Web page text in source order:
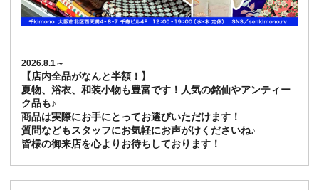
2026.8.1～
【店内全品がなんと半額！】
夏物、浴衣、和装小物も豊富です！人気の銘仙やアンティー
ク品も♪
商品は実際にお手にとってお選びいただけます！
質問などもスタッフにお気軽にお声がけくださいね♪
皆様の御来店を心よりお待ちしております！